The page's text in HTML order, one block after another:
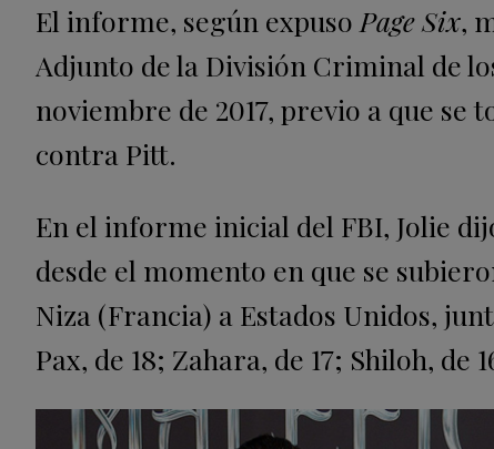
El informe, según expuso Page Six,
Adjunto de la División Criminal de
noviembre de 2017, previo a que se
contra Pitt.
En el informe inicial del FBI, Jolie
desde el momento en que se
Niza (Francia) a Estados Unidos,
Pax, de 18; Zahara, de 17; Shiloh, de